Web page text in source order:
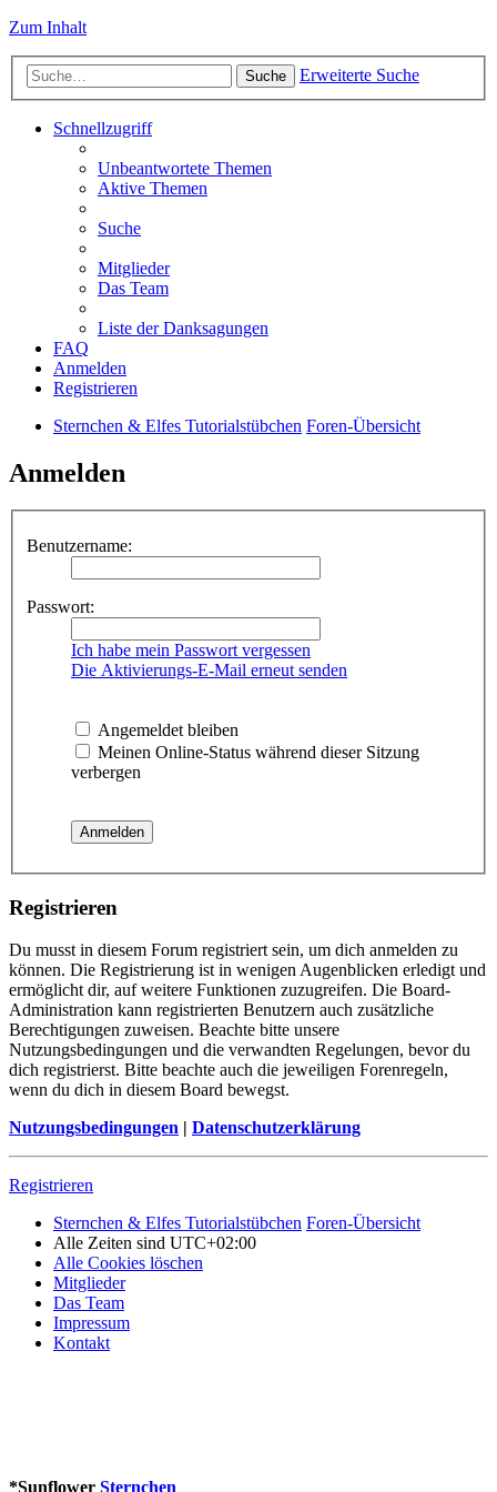
Zum Inhalt
Suche Erweiterte Suche
Schnellzugriff
Unbeantwortete Themen
Aktive Themen
Suche
Mitglieder
Das Team
Liste der Danksagungen
FAQ
Anmelden
Registrieren
Sternchen & Elfes Tutorialstübchen Foren-Übersicht
Anmelden
Benutzername:
Passwort:
Ich habe mein Passwort vergessen
Die Aktivierungs-E-Mail erneut senden
Angemeldet bleiben
Meinen Online-Status während dieser Sitzung
verbergen
Registrieren
Du musst in diesem Forum registriert sein, um dich anmelden zu
können. Die Registrierung ist in wenigen Augenblicken erledigt und
ermöglicht dir, auf weitere Funktionen zuzugreifen. Die Board-
Administration kann registrierten Benutzern auch zusätzliche
Berechtigungen zuweisen. Beachte bitte unsere
Nutzungsbedingungen und die verwandten Regelungen, bevor du
dich registrierst. Bitte beachte auch die jeweiligen Forenregeln,
wenn du dich in diesem Board bewegst.
Nutzungsbedingungen | Datenschutzerklärung
Registrieren
Sternchen & Elfes Tutorialstübchen Foren-Übersicht
Alle Zeiten sind UTC+02:00
Alle Cookies löschen
Mitglieder
Das Team
Impressum
Kontakt
*Sunflower Sternchen